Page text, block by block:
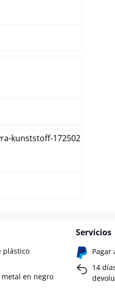
plástico
en negro
Servicios
Pagar
14